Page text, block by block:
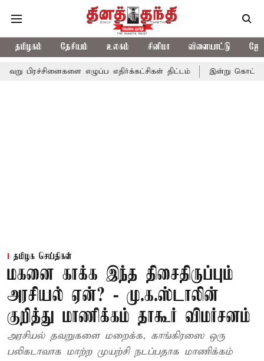
தமிழகம் தேசியம் உலகம் சினிமா விளையாட்டு
எழுப்ப எதிர்க்கட்சிகள் திட்டம் இன்று கொட்டப்போகும்
தமிழக செய்திகள்
மகனை காக்க இந்த திசைதிருப்பும்
அரசியல் ஏன்? - மு.க.ஸ்டாலின்
குறித்து மாணிக்கம் தாகூர் விமர்சனம்
அரசியல் தவறுகளை மறைக்க, காங்கிரஸை ஒரு
பலிகடாவாக மாற்ற முயற்சி நடப்பதாக மாணிக்கம்